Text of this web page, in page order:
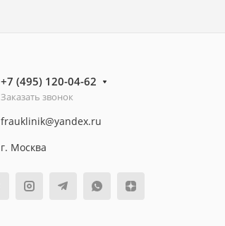
+7 (495) 120-04-62
Заказать звонок
frauklinik@yandex.ru
г. Москва